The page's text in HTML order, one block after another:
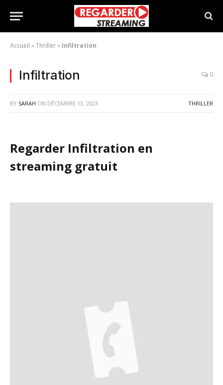
Accueil »Thriller» Infiltration
Infiltration 0
BY SARAH ON DÉCEMBRE 13, 2023 THRILLER
Regarder Infiltration en
streaming gratuit